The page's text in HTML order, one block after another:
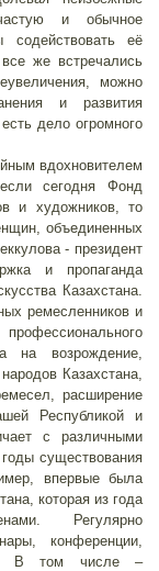
и обычное
её
же встречались
можно
и развития
дело огромного
вдохновителем
сегодня Фонд
и художников, то
объединенных
- президент
и пропаганда
Казахстана.
ремесленников и
на возрождение,
Казахстана,
расширение
Республикой и
с различными
существования
впервые была
которая из года
Регулярно
конференции,
В том числе –